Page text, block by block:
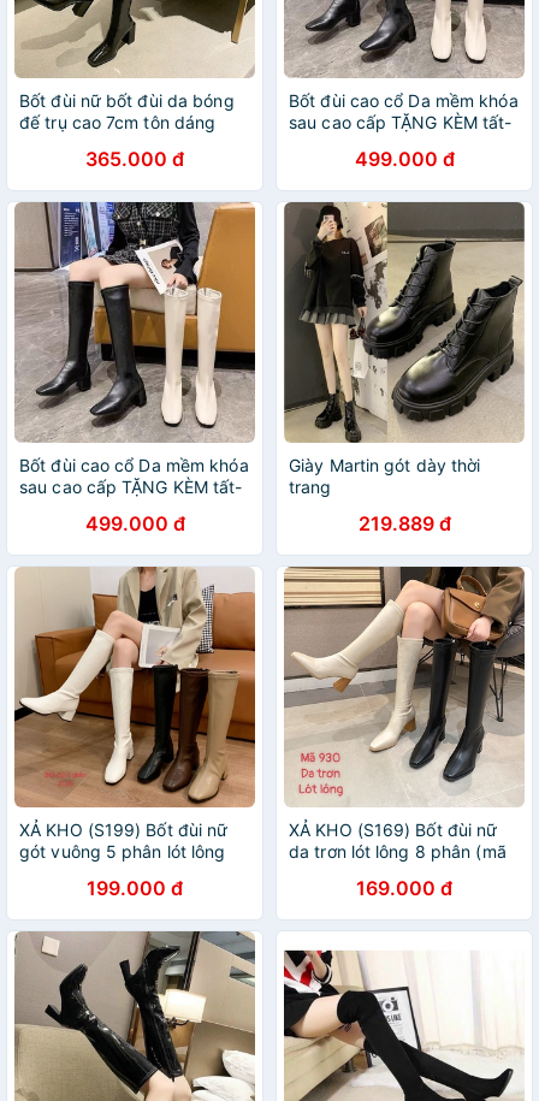
Bốt đùi nữ bốt đùi da bóng
đế trụ cao 7cm tôn dáng
365.000 đ
Bốt đùi cao cổ Da mềm khóa
sau cao cấp TẶNG KÈM tất-
trang mùa đông size 39
form nhỏ
499.000 đ
Bốt đùi cao cổ Da mềm khóa
sau cao cấp TẶNG KÈM tất-
trang mùa đông size 39
form nhỏ
499.000 đ
Giày Martin gót dày thời
trang
219.889 đ
XẢ KHO (S199) Bốt đùi nữ
gót vuông 5 phân lót lông
199.000 đ
XẢ KHO (S169) Bốt đùi nữ
da trơn lót lông 8 phân (mã
169.000 đ